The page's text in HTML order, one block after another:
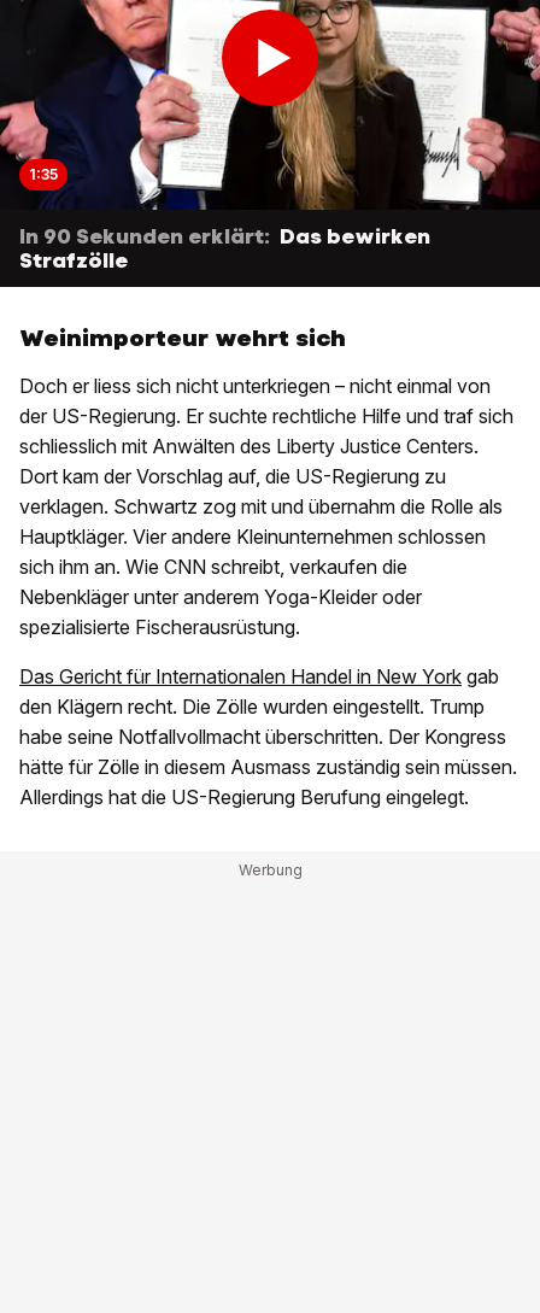
1:35
In 90 Sekunden erklärt: Das bewirken
Strafzölle
Weinimporteur wehrt sich
Doch er liess sich nicht unterkriegen – nicht einmal von
der US-Regierung. Er suchte rechtliche Hilfe und traf sich
schliesslich mit Anwälten des Liberty Justice Centers.
Dort kam der Vorschlag auf, die US-Regierung zu
verklagen. Schwartz zog mit und übernahm die Rolle als
Hauptkläger. Vier andere Kleinunternehmen schlossen
sich ihm an. Wie CNN schreibt, verkaufen die
Nebenkläger unter anderem Yoga-Kleider oder
spezialisierte Fischerausrüstung.
Das Gericht für Internationalen Handel in New York gab
den Klägern recht. Die Zölle wurden eingestellt. Trump
habe seine Notfallvollmacht überschritten. Der Kongress
hätte für Zölle in diesem Ausmass zuständig sein müssen.
Allerdings hat die US-Regierung Berufung eingelegt.